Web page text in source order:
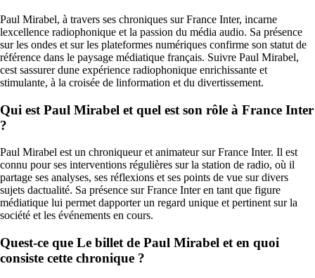
Paul Mirabel, à travers ses chroniques sur France Inter, incarne
lexcellence radiophonique et la passion du média audio. Sa présence
sur les ondes et sur les plateformes numériques confirme son statut de
référence dans le paysage médiatique français. Suivre Paul Mirabel,
cest sassurer dune expérience radiophonique enrichissante et
stimulante, à la croisée de linformation et du divertissement.
Qui est Paul Mirabel et quel est son rôle à France Inter
?
Paul Mirabel est un chroniqueur et animateur sur France Inter. Il est
connu pour ses interventions régulières sur la station de radio, où il
partage ses analyses, ses réflexions et ses points de vue sur divers
sujets dactualité. Sa présence sur France Inter en tant que figure
médiatique lui permet dapporter un regard unique et pertinent sur la
société et les événements en cours.
Quest-ce que Le billet de Paul Mirabel et en quoi
consiste cette chronique ?